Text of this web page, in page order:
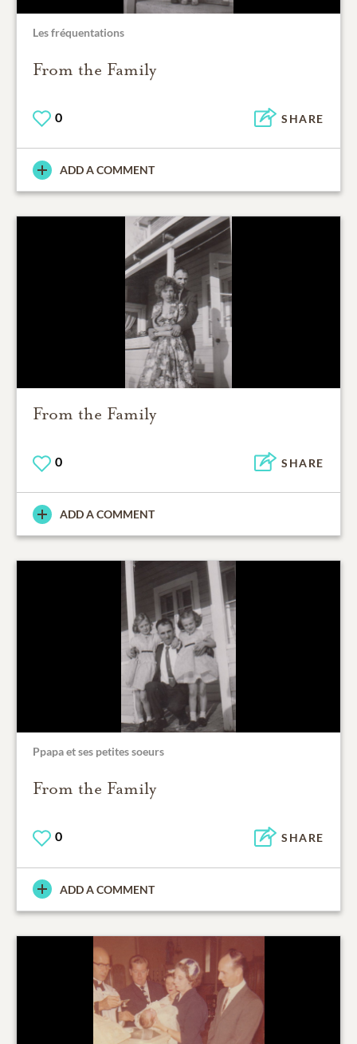
Les fréquentations
From the Family
0 SHARE
ADD A COMMENT
From the Family
0 SHARE
ADD A COMMENT
Ppapa et ses petites soeurs
From the Family
0 SHARE
ADD A COMMENT